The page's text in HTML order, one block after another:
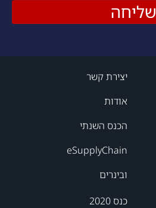
שליחה
יצירת קשר
אודות
הכנס השנתי
eSupplyChain
ובינרים
כנס 2020